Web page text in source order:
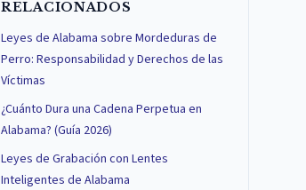
RELACIONADOS
Leyes de Alabama sobre Mordeduras de
Perro: Responsabilidad y Derechos de las
Víctimas
¿Cuánto Dura una Cadena Perpetua en
Alabama? (Guía 2026)
Leyes de Grabación con Lentes
Inteligentes de Alabama